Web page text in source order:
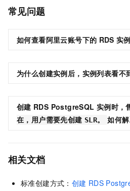
常见问题
如何查看阿里云账号下的 RDS 实
为什么创建实例后，实例列表看不
创建 RDS PostgreSQL 实例时，
在，用户需要先创建 SLR。 如何
相关文档
标准创建方式： 创建 RDS